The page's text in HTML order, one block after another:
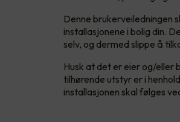
Denne brukerveiledningen
installasjonene i bolig din.
selv, og dermed slippe å
Husk at det er eier og/eller
tilhørende utstyr er i
installasjonen skal følges